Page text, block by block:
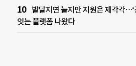
발달지연 늘지만 지원은 제각각…‘
잇는 플랫폼 나왔다